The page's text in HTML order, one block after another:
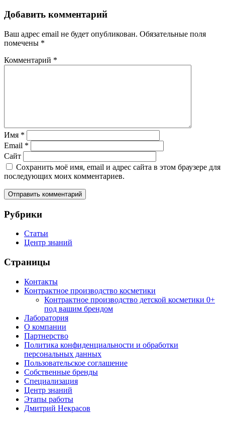
Добавить комментарий
Ваш адрес email не будет опубликован. Обязательные поля
помечены *
Комментарий *
Имя *
Email *
Сайт
Сохранить моё имя, email и адрес сайта в этом браузере для
последующих моих комментариев.
Рубрики
Статьи
Центр знаний
Страницы
Контакты
Контрактное производство косметики
Контрактное производство детской косметики 0+
под вашим брендом
Лаборатория
О компании
Партнерство
Политика конфиденциальности и обработки
персональных данных
Пользовательское соглашение
Собственные бренды
Специализация
Центр знаний
Этапы работы
Дмитрий Некрасов